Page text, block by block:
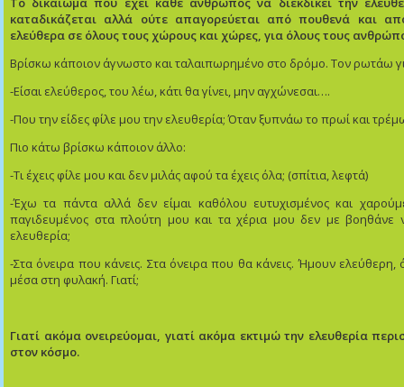
καταδικάζεται αλλά ούτε απαγορεύεται από πουθενά και
ελεύθερα σε όλους τους χώρους και χώρες, για όλους τους
Βρίσκω κάποιον άγνωστο και ταλαιπωρημένο στο δρόμο. Τον ρωτάω
-Είσαι ελεύθερος, του λέω, κάτι θα γίνει, μην αγχώνεσαι….
-Που την είδες φίλε μου την ελευθερία; Όταν ξυπνάω το πρωί και
Πιο κάτω βρίσκω κάποιον άλλο:
-Τι έχεις φίλε μου και δεν μιλάς αφού τα έχεις όλα; (σπίτια, λεφτά)
-Έχω τα πάντα αλλά δεν είμαι καθόλου ευτυχισμένος και
παγιδευμένος στα πλούτη μου και τα χέρια μου δεν με
ελευθερία;
-Στα όνειρα που κάνεις. Στα όνειρα που θα κάνεις. Ήμουν
μέσα στη φυλακή. Γιατί;
Γιατί ακόμα ονειρεύομαι, γιατί ακόμα εκτιμώ την ελευθερία
στον κόσμο.